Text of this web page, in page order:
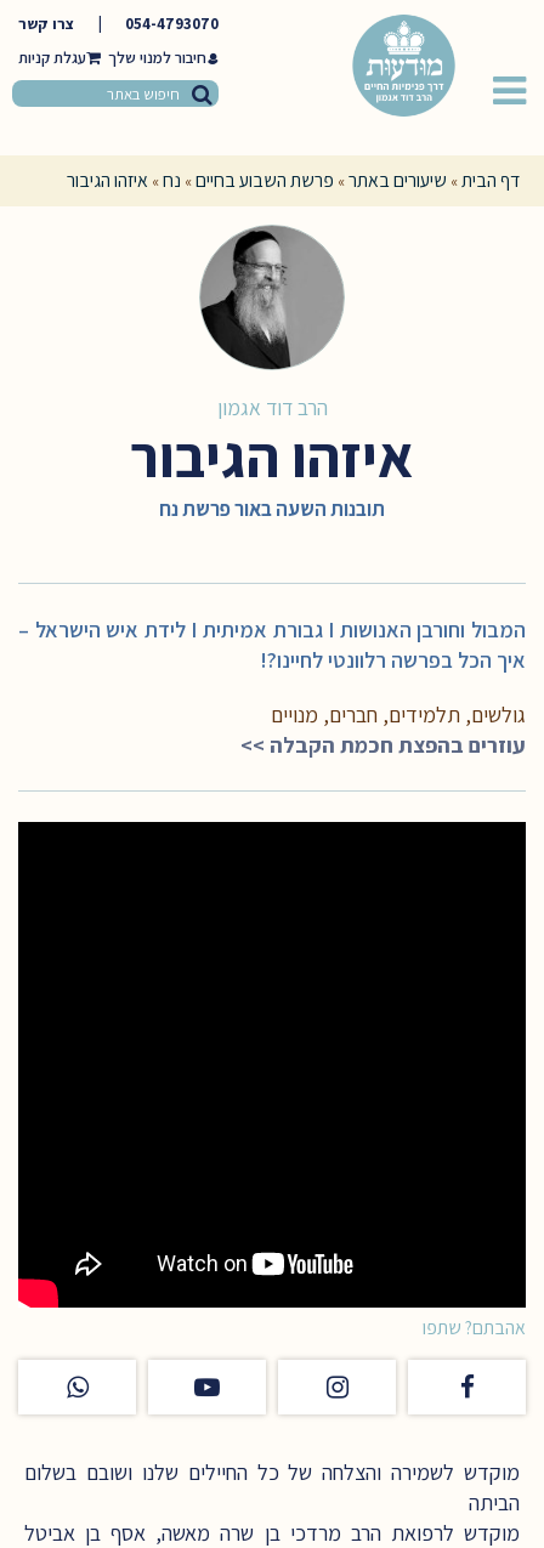
054-4793070
צרו קשר
חיבור למנוי שלך
דף הבית» שיעורים באתר» פרשת השבוע בחיים» נח» איזהו הגיבור
הרב דוד אגמון
איזהו הגיבור
תובנות השעה באור פרשת נח
המבול וחורבן האנושות I גבורת אמיתית I לידת איש הישראל –
איך הכל בפרשה רלוונטי לחיינו?!
גולשים, תלמידים, חברים, מנויים
עוזרים בהפצת חכמת הקבלה >>
אהבתם? שתפו
מוקדש לשמירה והצלחה של כל החיילים שלנו ושובם בשלום
הביתה
מוקדש לרפואת הרב מרדכי בן שרה מאשה, אסף בן אביטל